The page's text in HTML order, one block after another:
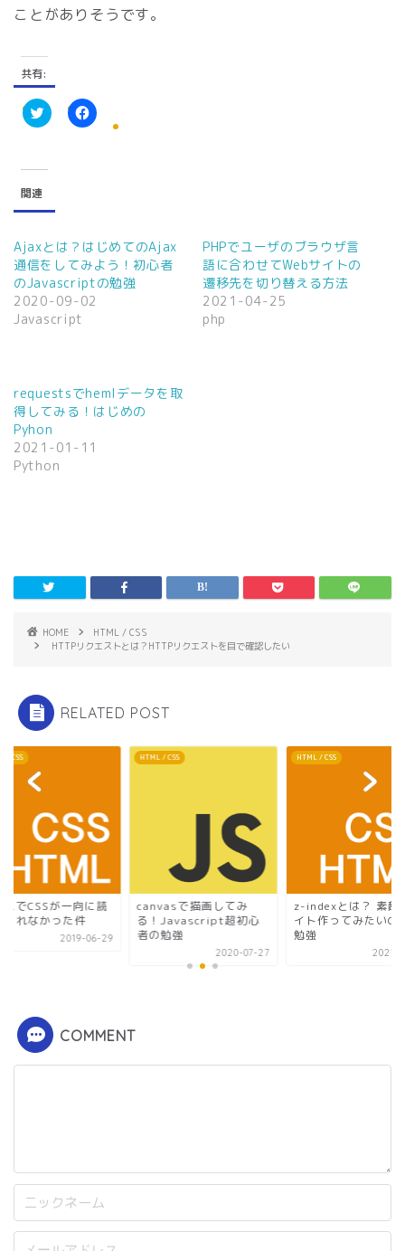
ことがありそうです。
共有:
ク
し
て
T
w
t
e
r
で
共
有
(
新
ド
ウ
で
開
き
ま
す
F
有
す
る
に
は
ク
リ
ッ
だ
さ
い
(
し
い
す
関連
Ajaxとは？はじめてのAjax
通信をしてみよう！初心者
のJavascriptの勉強
2020-09-02
Javascript
PHPでユーザのブラウザ言
語に合わせてWebサイトの
遷移先を切り替える方法
2021-04-25
php
requestsでhemlデータを取
得してみる！はじめの
Pyhon
2021-01-11
Python
HOME
HTML / CSS
HTTPリクエストとは？HTTPリクエストを目で確認したい
RELATED POST
/ CSS
スでCSSが一向に読
まれなかった件
2019-06-29
HTML / CSS
canvasで描画してみ
る！Javascript超初心
者の勉強
2020-07-27
HTML / CSS
z-indexとは？ 素敵
イト作ってみたい
勉強
2021-
COMMENT